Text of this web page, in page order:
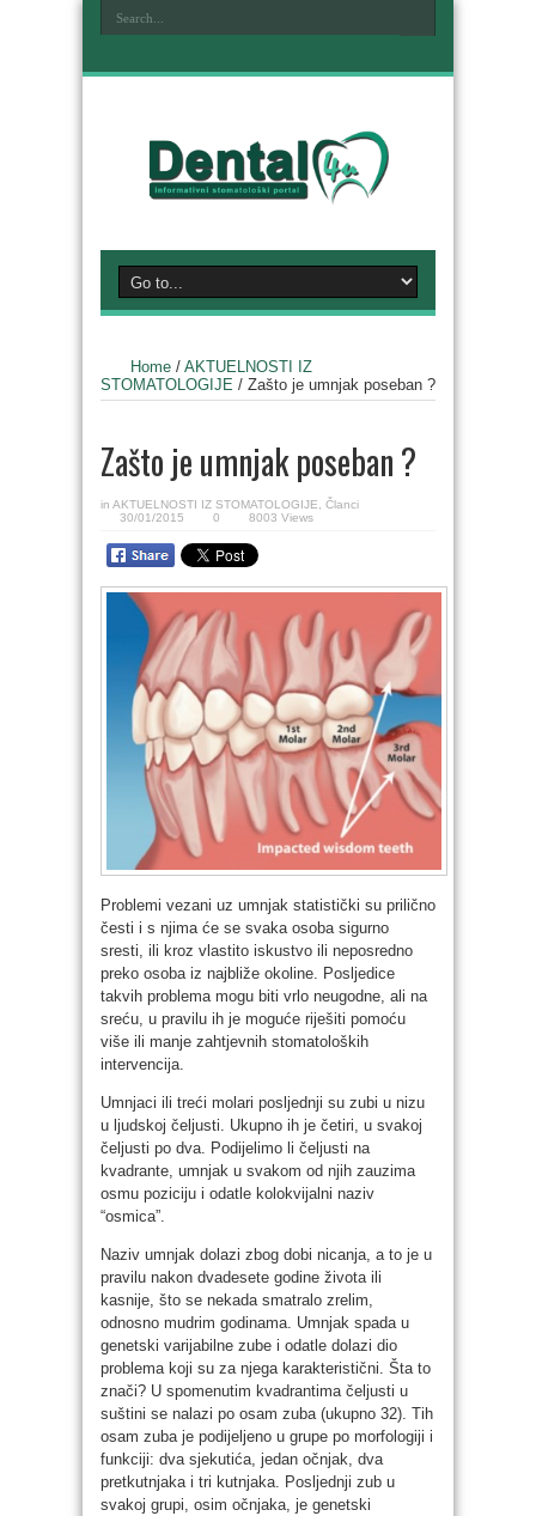
Home / AKTUELNOSTI IZ
STOMATOLOGIJE / Zašto je umnjak poseban ?
Zašto je umnjak poseban ?
in AKTUELNOSTI IZ STOMATOLOGIJE
Članci
30/01/2015
0 8003 Views
Problemi vezani uz umnjak statistički su prilično
česti i s njima će se svaka osoba sigurno
sresti, ili kroz vlastito iskustvo ili neposredno
preko osoba iz najbliže okoline. Posljedice
takvih problema mogu biti vrlo neugodne, ali na
sreću, u pravilu ih je moguće riješiti pomoću
više ili manje zahtjevnih stomatoloških
intervencija.
Umnjaci ili treći molari posljednji su zubi u nizu
u ljudskoj čeljusti. Ukupno ih je četiri, u svakoj
čeljusti po dva. Podijelimo li čeljusti na
kvadrante, umnjak u svakom od njih zauzima
osmu poziciju i odatle kolokvijalni naziv
“osmica”.
Naziv umnjak dolazi zbog dobi nicanja, a to je u
pravilu nakon dvadesete godine života ili
kasnije, što se nekada smatralo zrelim,
odnosno mudrim godinama. Umnjak spada u
genetski varijabilne zube i odatle dolazi dio
problema koji su za njega karakteristični. Šta to
znači? U spomenutim kvadrantima čeljusti u
suštini se nalazi po osam zuba (ukupno 32). Tih
osam zuba je podijeljeno u grupe po morfologiji i
funkciji: dva sjekutića, jedan očnjak, dva
pretkutnjaka i tri kutnjaka. Posljednji zub u
svakoj grupi, osim očnjaka, je genetski